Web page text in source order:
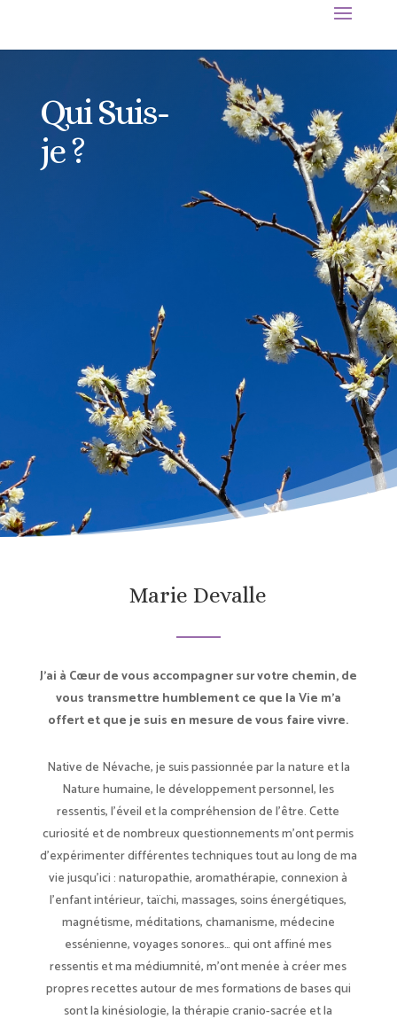
Qui Suis-
je ?
Marie Devalle
J’ai à Cœur de vous accompagner sur votre chemin, de
vous transmettre humblement ce que la Vie m’a
offert et que je suis en mesure de vous faire vivre.
Native de Névache, je suis passionnée par la nature et la
Nature humaine, le développement personnel, les
ressentis, l’éveil et la compréhension de l’être. Cette
curiosité et de nombreux questionnements m’ont permis
d’expérimenter différentes techniques tout au long de ma
vie jusqu’ici : naturopathie, aromathérapie, connexion à
l’enfant intérieur, taïchi, massages, soins énergétiques,
magnétisme, méditations, chamanisme, médecine
essénienne, voyages sonores… qui ont affiné mes
ressentis et ma médiumnité, m’ont menée à créer mes
propres recettes autour de mes formations de bases qui
sont la kinésiologie, la thérapie cranio-sacrée et la